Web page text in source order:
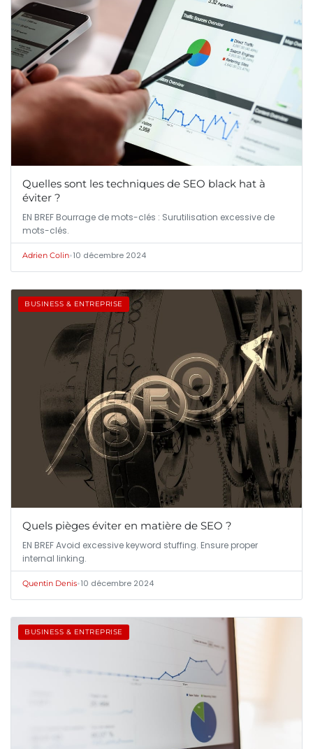
Quelles sont les techniques de SEO black hat à
éviter ?
EN BREF Bourrage de mots-clés : Surutilisation excessive de
mots-clés.
Adrien Colin•10 décembre 2024
BUSINESS & ENTREPRISE
Quels pièges éviter en matière de SEO ?
EN BREF Avoid excessive keyword stuffing. Ensure proper
internal linking.
Quentin Denis•10 décembre 2024
BUSINESS & ENTREPRISE